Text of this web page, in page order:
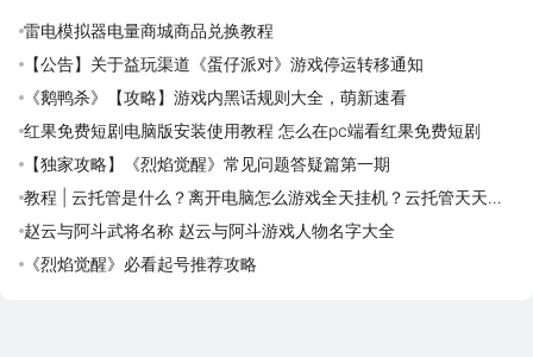
雷电模拟器电量商城商品兑换教程
【公告】关于益玩渠道《蛋仔派对》游戏停运转移通知
《鹅鸭杀》【攻略】游戏内黑话规则大全，萌新速看
红果免费短剧电脑版安装使用教程 怎么在pc端看红果免费短剧
【独家攻略】《烈焰觉醒》常见问题答疑篇第一期
教程 | 云托管是什么？离开电脑怎么游戏全天挂机？云托管天天免
费领取攻略
赵云与阿斗武将名称 赵云与阿斗游戏人物名字大全
《烈焰觉醒》必看起号推荐攻略